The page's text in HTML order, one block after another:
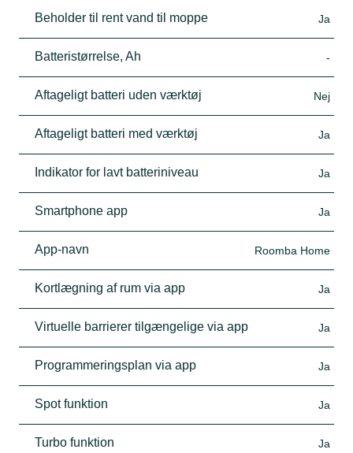
Beholder til rent vand til moppe Ja
Batteristørrelse, Ah -
Aftageligt batteri uden værktøj Nej
Aftageligt batteri med værktøj Ja
Indikator for lavt batteriniveau Ja
Smartphone app Ja
App-navn Roomba Home
Kortlægning af rum via app Ja
Virtuelle barrierer tilgængelige via app Ja
Programmeringsplan via app Ja
Spot funktion Ja
Turbo funktion Ja